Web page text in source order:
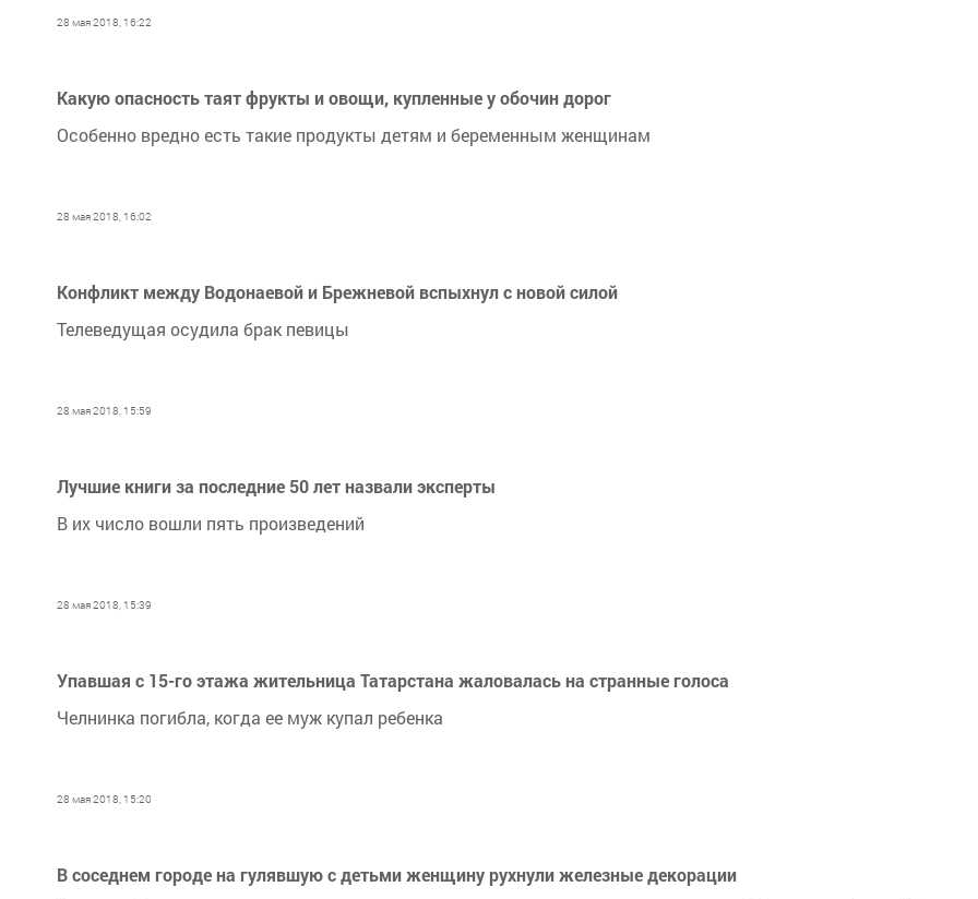
28 мая 2018, 16:22
Какую опасность таят фрукты и овощи, купленные у обочин дорог
Особенно вредно есть такие продукты детям и беременным женщинам
28 мая 2018, 16:02
Конфликт между Водонаевой и Брежневой вспыхнул с новой силой
Телеведущая осудила брак певицы
28 мая 2018, 15:59
Лучшие книги за последние 50 лет назвали эксперты
В их число вошли пять произведений
28 мая 2018, 15:39
Упавшая с 15-го этажа жительница Татарстана жаловалась на странные голоса
Челнинка погибла, когда ее муж купал ребенка
28 мая 2018, 15:20
В соседнем городе на гулявшую с детьми женщину рухнули железные декорации